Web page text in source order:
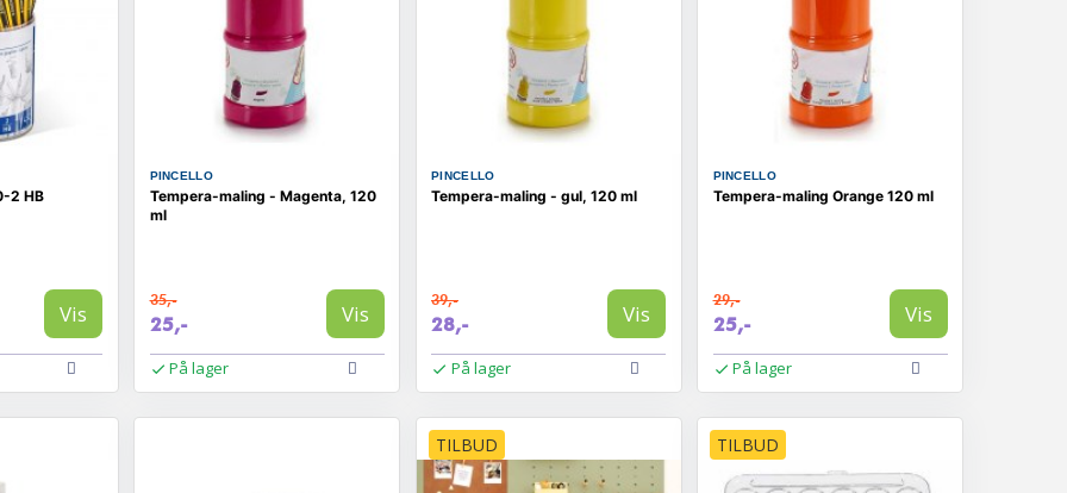
2 HB
Vis
PINCELLO
Tempera-maling - Magenta, 120
ml
35,-
25,- Vis
På lager
PINCELLO
Tempera-maling - gul, 120 ml
39,-
28,- Vis
På lager
PINCELLO
Tempera-maling Orange 120 ml
29,-
25,- Vis
På lager
TILBUD TILBUD